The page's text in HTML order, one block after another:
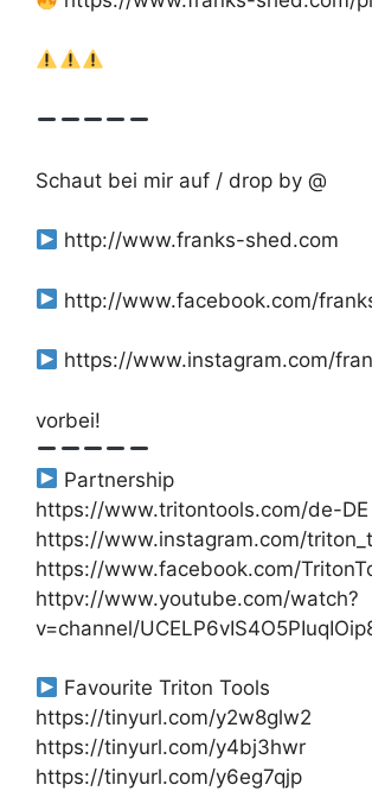
Schaut bei mir auf / drop by @
http://www.franks-shed.com
http://www.facebook.com/
https://www.instagram.com/
vorbei!
Partnership
https://www.tritontools.com/de-DE
https://www.instagram.com/
https://www.facebook.com/
httpv://www.youtube.com/watch?
v=channel/
Favourite Triton Tools
https://tinyurl.com/y2w8glw2
https://tinyurl.com/y4bj3hwr
https://tinyurl.com/y6eg7qjp